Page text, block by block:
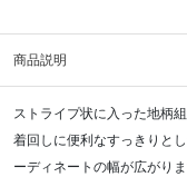
商品説明
ストライプ状に入った地柄
着回しに便利なすっきりと
ーディネートの幅が広がり